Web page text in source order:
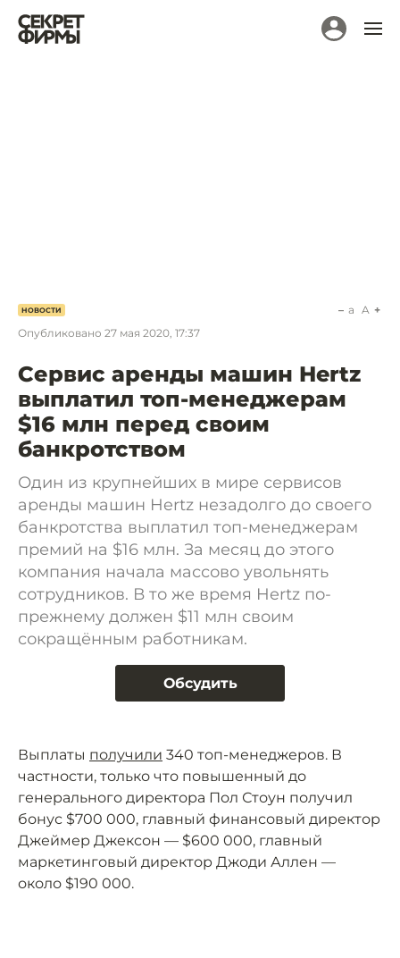
НОВОСТИ
Опубликовано 27 мая 2020, 17:37
a A
Сервис аренды машин Hertz
выплатил топ-менеджерам
$16 млн перед своим
банкротством
Один из крупнейших в мире сервисов
аренды машин Hertz незадолго до своего
банкротства выплатил топ-менеджерам
премий на $16 млн. За месяц до этого
компания начала массово увольнять
сотрудников. В то же время Hertz по-
прежнему должен $11 млн своим
сокращённым работникам.
Обсудить
Выплаты получили 340 топ-менеджеров. В
частности, только что повышенный до
генерального директора Пол Стоун получил
бонус $700 000, главный финансовый директор
Джеймер Джексон — $600 000, главный
маркетинговый директор Джоди Аллен —
около $190 000.